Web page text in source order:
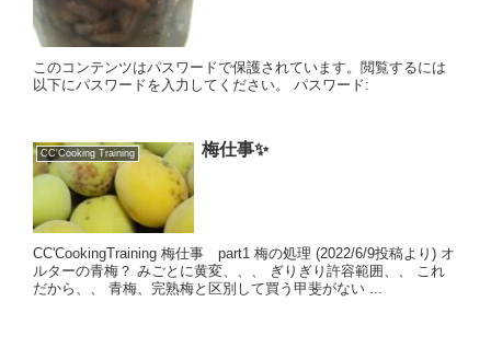
このコンテンツはパスワードで保護されています。閲覧するには
以下にパスワードを入力してください。 パスワード:
CC'Cooking Training 梅仕事✨
CC'CookingTraining 梅仕事 part1 梅の処理 (2022/6/9投稿より) オ
ルターの青梅？ みごとに黄変、、、 ぎりぎり許容範囲、、 これ
だから、、 青梅、完熟梅と区別して買う甲斐がない ...